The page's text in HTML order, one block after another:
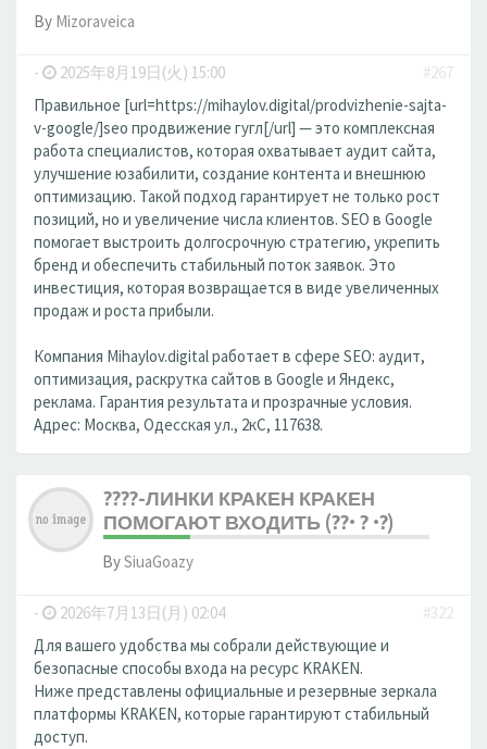
By Mizoraveica
- 2025年8月19日(火) 15:00
#267
Правильное [url=https://mihaylov.digital/prodvizhenie-sajta-
v-google/]seo продвижение гугл[/url] — это комплексная
работа специалистов, которая охватывает аудит сайта,
улучшение юзабилити, создание контента и внешнюю
оптимизацию. Такой подход гарантирует не только рост
позиций, но и увеличение числа клиентов. SEO в Google
помогает выстроить долгосрочную стратегию, укрепить
бренд и обеспечить стабильный поток заявок. Это
инвестиция, которая возвращается в виде увеличенных
продаж и роста прибыли.
Компания Mihaylov.digital работает в сфере SEO: аудит,
оптимизация, раскрутка сайтов в Google и Яндекс,
реклама. Гарантия результата и прозрачные условия.
Адрес: Москва, Одесская ул., 2кС, 117638.
????-ЛИНКИ КРАКЕН КРАКЕН
ПОМОГАЮТ ВХОДИТЬ (??• ? •?)
BySiuaGoazy
- 2026年7月13日(月) 02:04
#322
Для вашего удобства мы собрали действующие и
безопасные способы входа на ресурс KRAKEN.
Ниже представлены официальные и резервные зеркала
платформы KRAKEN, которые гарантируют стабильный
доступ.